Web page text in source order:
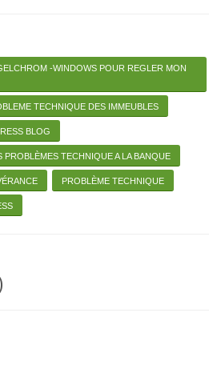
-WINDOWS POUR REGLER MON
TECHNIQUE DES IMMEUBLES
BLOG
TECHNIQUE A LA BANQUE
PROBLÈME TECHNIQUE